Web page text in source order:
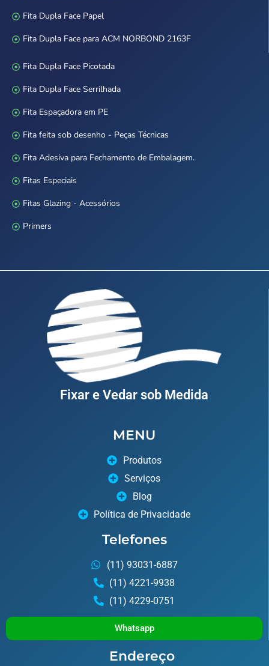
Fita Dupla Face Papel
Fita Dupla Face para ACM NORBOND 2163F
Fita Dupla Face Picotada
Fita Dupla Face Serrilhada
Fita Espaçadora em PE
Fita feita sob desenho - Peças Técnicas
Fita Adesiva para Fechamento de Embalagem.
Fitas Especiais
Fitas Glazing - Acessórios
Primers
Fixar e Vedar sob Medida
MENU
Produtos
Serviços
Blog
Política de Privacidade
Telefones
(11) 93031-6887
(11) 4221-9938
(11) 4229-0751
Whatsapp
Endereço